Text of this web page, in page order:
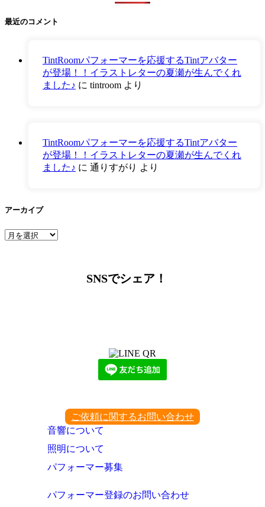
最近のコメント
TintRoomパフォーマーを応援するTintアバター
が登場！！イラストレターの夏瀬が生んでくれ
ました♪ に tintroom より
TintRoomパフォーマーを応援するTintアバター
が登場！！イラストレターの夏瀬が生んでくれ
ました♪ に 通りすがり より
アーカイブ
ア
SNSでシェア！
ご依頼に関するお問い合わせ
音響について
照明について
パフォーマー募集
パフォーマー登録のお問い合わせ